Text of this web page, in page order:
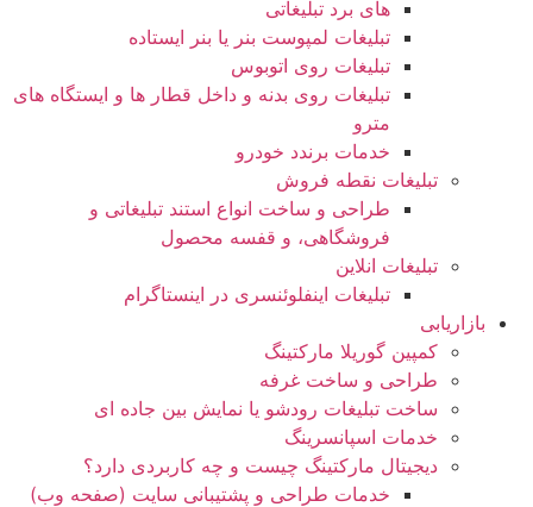
های برد تبلیغاتی
تبلیغات لمپوست بنر یا بنر ایستاده
تبلیغات روی اتوبوس
تبلیغات روی بدنه و داخل قطار ها و ایستگاه های
مترو
خدمات برندد خودرو
تبلیغات نقطه فروش
طراحی و ساخت انواع استند تبلیغاتی و
فروشگاهی، و قفسه محصول
تبلیغات انلاین
تبلیغات اینفلوئنسری در اینستاگرام
بازاریابی
کمپین گوریلا مارکتینگ
طراحی و ساخت غرفه
ساخت تبلیغات رودشو یا نمایش بین جاده ای
خدمات اسپانسرینگ
دیجیتال مارکتینگ چیست و چه کاربردی دارد؟
خدمات طراحی و پشتیبانی سایت (صفحه وب)